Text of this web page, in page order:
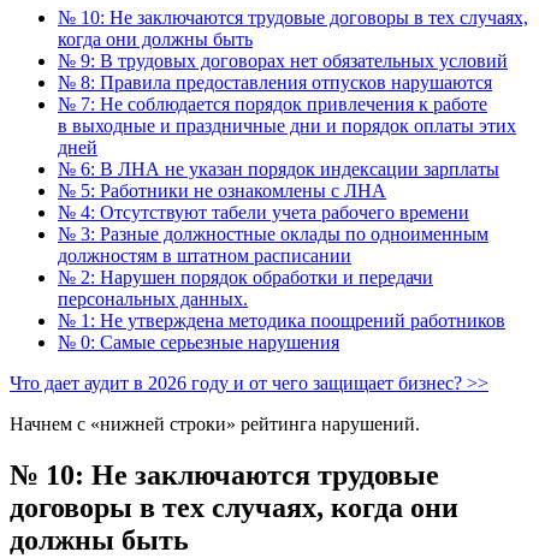
№ 10: Не заключаются трудовые договоры в тех случаях,
когда они должны быть
№ 9: В трудовых договорах нет обязательных условий
№ 8: Правила предоставления отпусков нарушаются
№ 7: Не соблюдается порядок привлечения к работе
в выходные и праздничные дни и порядок оплаты этих
дней
№ 6: В ЛНА не указан порядок индексации зарплаты
№ 5: Работники не ознакомлены с ЛНА
№ 4: Отсутствуют табели учета рабочего времени
№ 3: Разные должностные оклады по одноименным
должностям в штатном расписании
№ 2: Нарушен порядок обработки и передачи
персональных данных.
№ 1: Не утверждена методика поощрений работников
№ 0: Самые серьезные нарушения
Что дает аудит в 2026 году и от чего защищает бизнес? >>
Начнем с «нижней строки» рейтинга нарушений.
№ 10: Не заключаются трудовые
договоры в тех случаях, когда они
должны быть